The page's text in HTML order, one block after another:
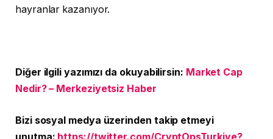
hayranlar kazanıyor.
Diğer ilgili yazımızı da okuyabilirsin: Market Cap
Nedir? – Merkeziyetsiz Haber
Bizi sosyal medya üzerinden takip etmeyi